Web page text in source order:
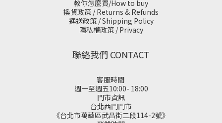
教你怎麼買/How to buy
換貨政策 / Returns & Refunds
運送政策 / Shipping Policy
隱私權政策 / Privacy
聯絡我們 CONTACT
客服時間
週一至週五10:00- 18:00
門市資訊
台北西門門市
《台北市萬華區武昌街二段114-2號》